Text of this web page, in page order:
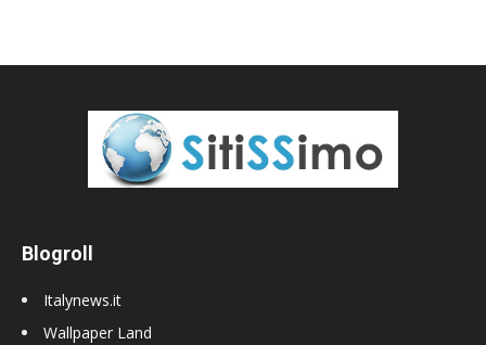
Blogroll
Italynews.it
Wallpaper Land